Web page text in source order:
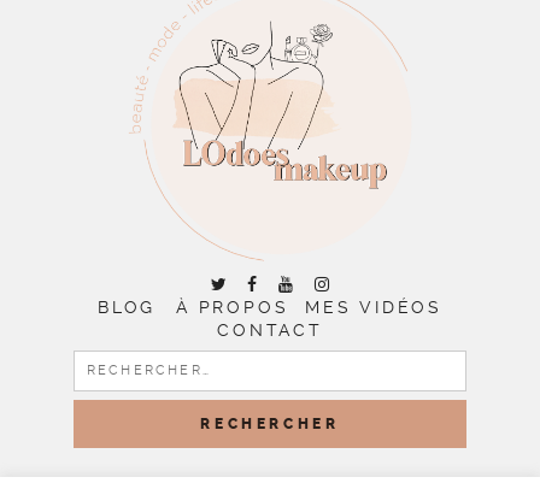
BLOG À PROPOS
MES VIDÉOS
CONTACT
RECHERCHER :